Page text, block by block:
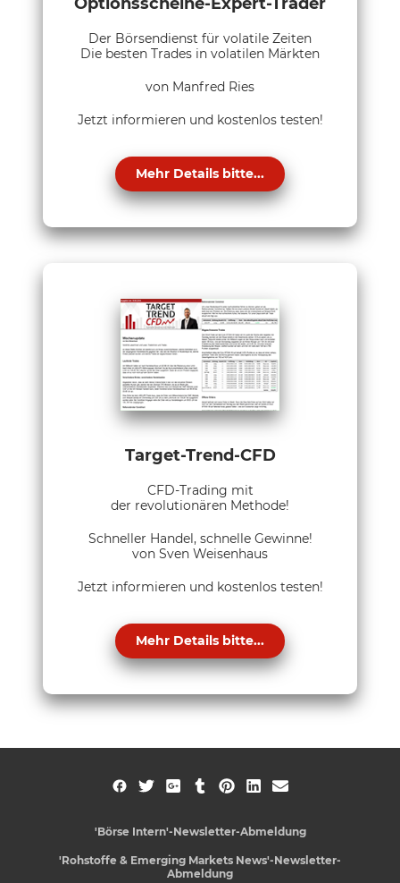
Der Börsendienst für volatile Zeiten
Die besten Trades in volatilen Märkten
von Manfred Ries
Jetzt informieren und kostenlos testen!
Mehr Details bitte...
Target-Trend-CFD
CFD-Trading mit
der revolutionären Methode!
Schneller Handel, schnelle Gewinne!
von Sven Weisenhaus
Jetzt informieren und kostenlos testen!
Mehr Details bitte...
'Börse Intern'-Newsletter-Abmeldung
'Rohstoffe & Emerging Markets News'-Newsletter-
Abmeldung